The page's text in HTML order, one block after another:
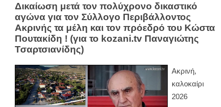
Δικαίωση μετά τον πολύχρονο δικαστικό
αγώνα για τον Σύλλογο Περιβάλλοντος
Ακρινής τα μέλη και τον πρόεδρό του Κώστα
Πουτακίδη ! (για το kozani.tv Παναγιώτης
Τσαρτσιανίδης)
Ακρινή,
καλοκαίρι
2026